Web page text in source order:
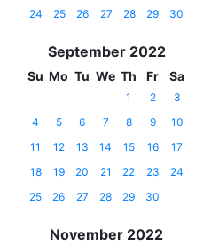
24
25 26 27 28 29 30
September 2022
Su Mo Tu We Th Fr Sa
1 2
3
4
5 6 7 8 9
10
11
12 13 14 15 16
17
18
19 20 21 22 23
24
25
26 27 28 29 30
November 2022